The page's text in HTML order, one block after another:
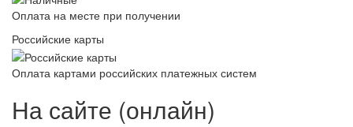
Оплата на месте при получении
Российские карты
Оплата картами российских платежных систем
На сайте (онлайн)